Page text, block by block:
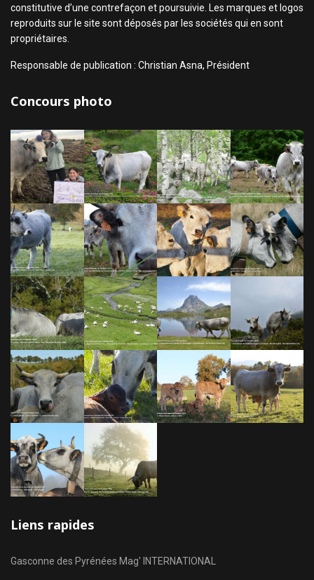
constitutive d’une contrefaçon et poursuivie. Les marques et logos
reproduits sur le site sont déposés par les sociétés qui en sont
propriétaires.
Responsable de publication : Christian Asna, Président
Concours photo
Liens rapides
Gasconne des Pyrénées Mag' INTERNATIONAL